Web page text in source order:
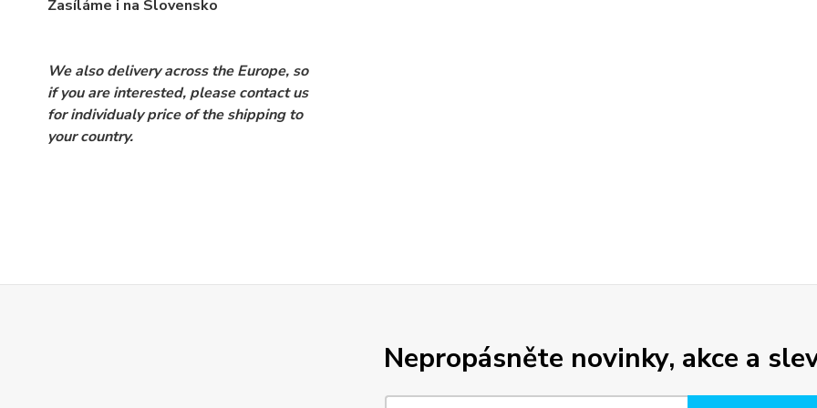
Zasíláme i na Slovensko
We also delivery across the Europe, so
if you are interested, please contact us
for individualy price of the shipping to
your country.
Nepropásněte novinky, akce a